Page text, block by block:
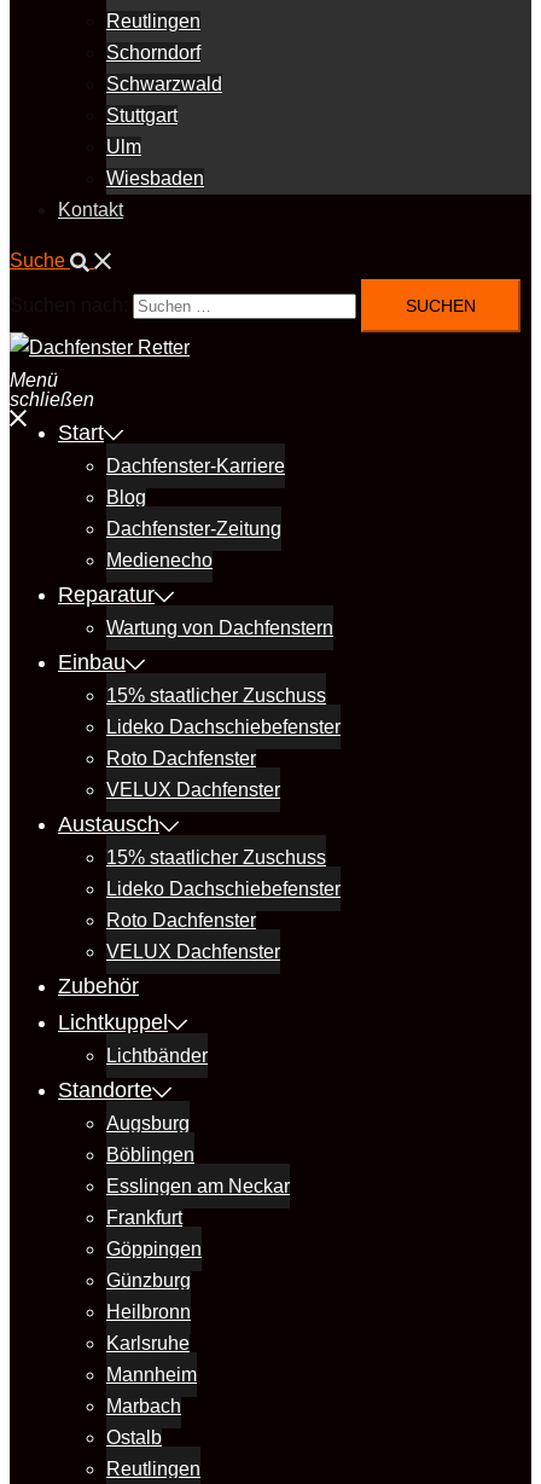
Reutlingen
Schorndorf
Schwarzwald
Stuttgart
Ulm
Wiesbaden
Kontakt
Suche
Menü
schließen
Start
Dachfenster-Karriere
Blog
Dachfenster-Zeitung
Medienecho
Reparatur
Wartung von Dachfenstern
Einbau
15% staatlicher Zuschuss
Lideko Dachschiebefenster
Roto Dachfenster
VELUX Dachfenster
Austausch
15% staatlicher Zuschuss
Lideko Dachschiebefenster
Roto Dachfenster
VELUX Dachfenster
Zubehör
Lichtkuppel
Lichtbänder
Standorte
Augsburg
Böblingen
Esslingen am Neckar
Frankfurt
Göppingen
Günzburg
Heilbronn
Karlsruhe
Mannheim
Marbach
Ostalb
Reutlingen